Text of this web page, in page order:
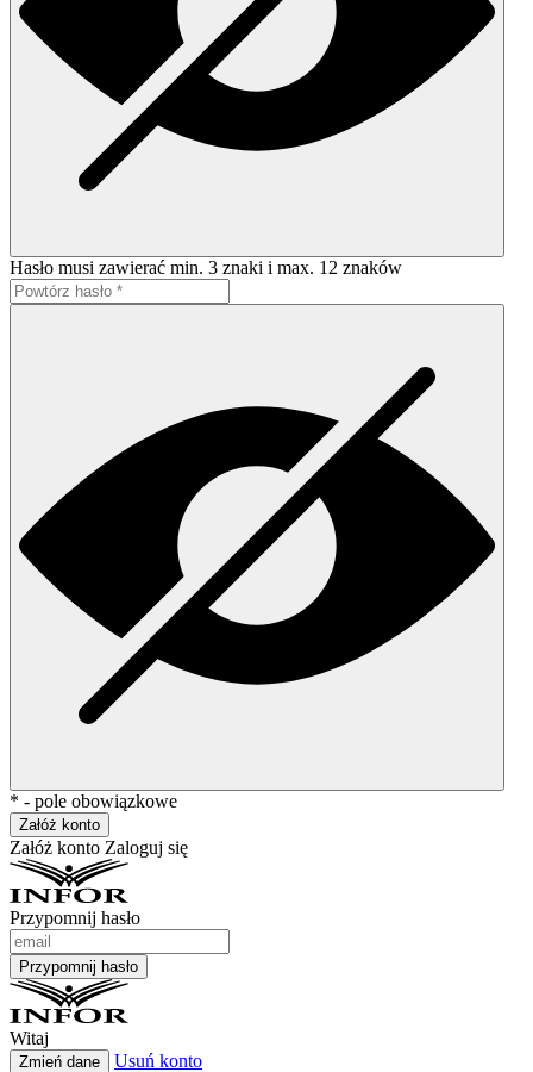
Hasło musi zawierać min. 3 znaki i max. 12 znaków
* - pole obowiązkowe
Załóż konto
Załóż konto Zaloguj się
Przypomnij hasło
Przypomnij hasło
Witaj
Zmień dane
Usuń konto